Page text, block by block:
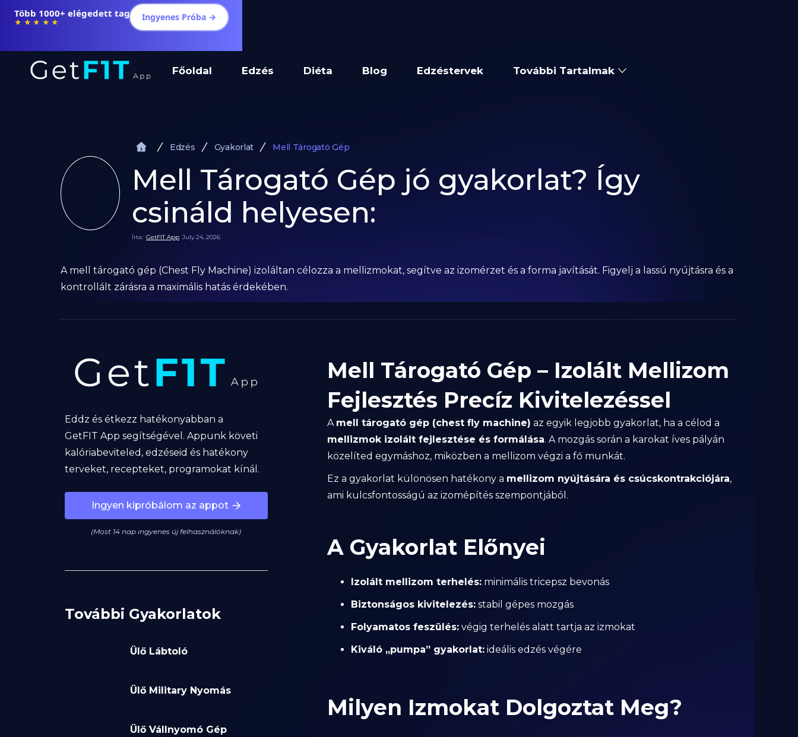
Több 1000+ elégedett tag
★★★★★ Ingyenes Próba →
Főoldal Edzés Diéta Blog Edzéstervek További Tartalmak
Edzés Gyakorlat Mell Tárogató Gép
Mell Tárogató Gép jó gyakorlat? Így
csináld helyesen:
Írta: GetFIT App July 24, 2026
A mell tárogató gép (Chest Fly Machine) izoláltan célozza a mellizmokat, segítve az izomérzet és a forma javítását. Figyelj a lassú nyújtásra és a
kontrollált zárásra a maximális hatás érdekében.
Eddz és étkezz hatékonyabban a
GetFIT App segítségével. Appunk követi
kalóriabeviteled, edzéseid és hatékony
terveket, recepteket, programokat kínál.
Ingyen kipróbálom az appot
(Most 14 nap ingyenes új felhasználóknak)
További Gyakorlatok
Ülő Lábtoló
Ülő Military Nyomás
Ülő Vállnyomó Gép
Mell Tárogató Gép – Izolált Mellizom
Fejlesztés Precíz Kivitelezéssel
A mell tárogató gép (chest fly machine) az egyik legjobb gyakorlat, ha a célod a
mellizmok izolált fejlesztése és formálása. A mozgás során a karokat íves pályán
közelíted egymáshoz, miközben a mellizom végzi a fő munkát.
Ez a gyakorlat különösen hatékony a mellizom nyújtására és csúcskontrakciójára,
ami kulcsfontosságú az izomépítés szempontjából.
A Gyakorlat Előnyei
Izolált mellizom terhelés:minimális tricepsz bevonás
Biztonságos kivitelezés:stabil gépes mozgás
Folyamatos feszülés:végig terhelés alatt tartja az izmokat
Kiváló „pumpa” gyakorlat:ideális edzés végére
Milyen Izmokat Dolgoztat Meg?